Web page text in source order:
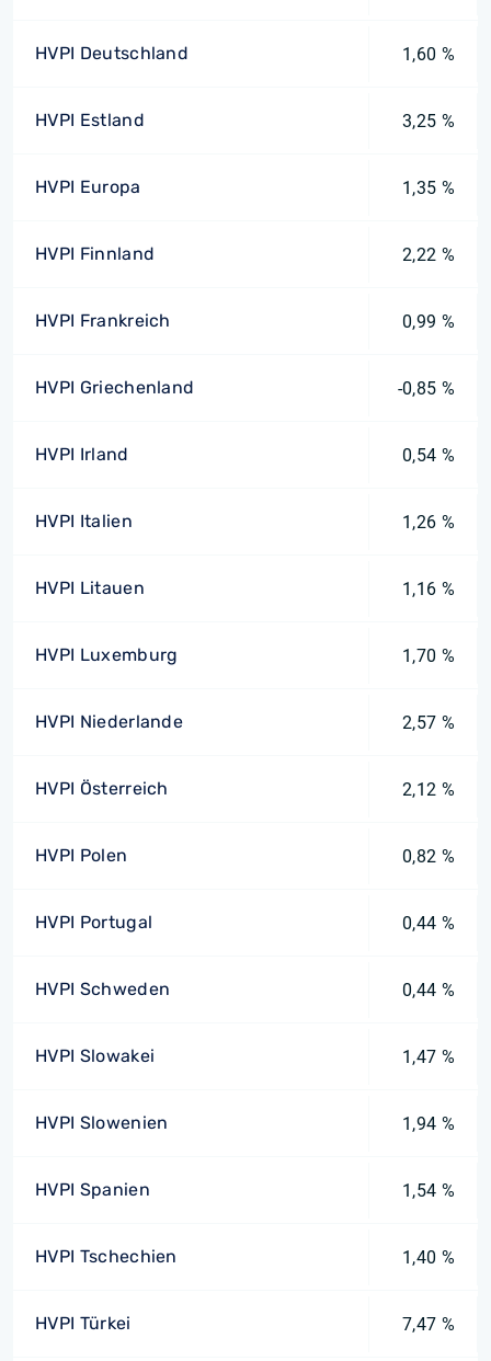
HVPI Deutschland 1,60 %
HVPI Estland 3,25 %
HVPI Europa 1,35 %
HVPI Finnland 2,22 %
HVPI Frankreich 0,99 %
HVPI Griechenland -0,85 %
HVPI Irland 0,54 %
HVPI Italien 1,26 %
HVPI Litauen 1,16 %
HVPI Luxemburg 1,70 %
HVPI Niederlande 2,57 %
HVPI Österreich 2,12 %
HVPI Polen 0,82 %
HVPI Portugal 0,44 %
HVPI Schweden 0,44 %
HVPI Slowakei 1,47 %
HVPI Slowenien 1,94 %
HVPI Spanien 1,54 %
HVPI Tschechien 1,40 %
HVPI Türkei 7,47 %